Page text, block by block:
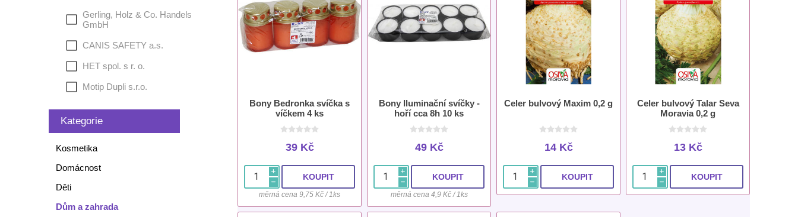
Bony Bedronka svíčka s
víčkem 4 ks
39 Kč
i
h
měrná cena 9,75 Kč / 1ks
Bony Iluminační svíčky -
hoří cca 8h 10 ks
49 Kč
i
h
měrná cena 4,9 Kč / 1ks
Celer bulvový Maxim 0,2 g
14 Kč
i
h
Celer bulvový Talar Seva
Moravia 0,2 g
13 Kč
i
h
Gerling, Holz & Co. Handels
GmbH
CANIS SAFETY a.s.
HET spol. s r. o.
Motip Dupli s.r.o.
Kategorie
Kosmetika
Domácnost
Děti
Dům a zahrada